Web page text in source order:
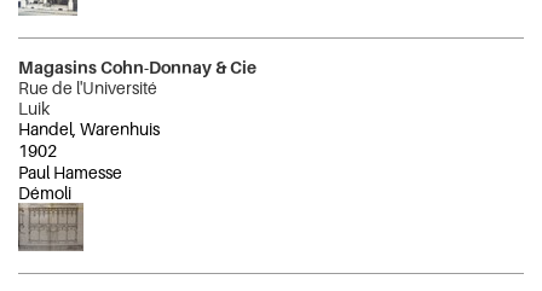
Magasins Cohn-Donnay & Cie
Rue de l'Université
Luik
Handel, Warenhuis
1902
Paul Hamesse
Démoli